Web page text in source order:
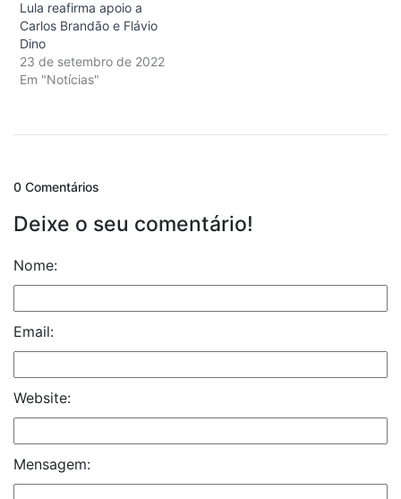
Lula reafirma apoio a
Carlos Brandão e Flávio
Dino
23 de setembro de 2022
Em "Notícias"
0 Comentários
Deixe o seu comentário!
Nome:
Email:
Website:
Mensagem: